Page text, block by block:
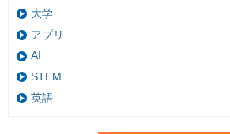
大学
アプリ
AI
STEM
英語